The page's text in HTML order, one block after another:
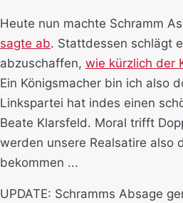
Heute nun machte Schramm
sagte ab. Stattdessen schlägt
abzuschaffen, wie kürzlich der
Ein Königsmacher bin ich also
Linkspartei hat indes einen
Beate Klarsfeld. Moral trifft
werden unsere Realsatire also
bekommen ...
UPDATE: Schramms Absage